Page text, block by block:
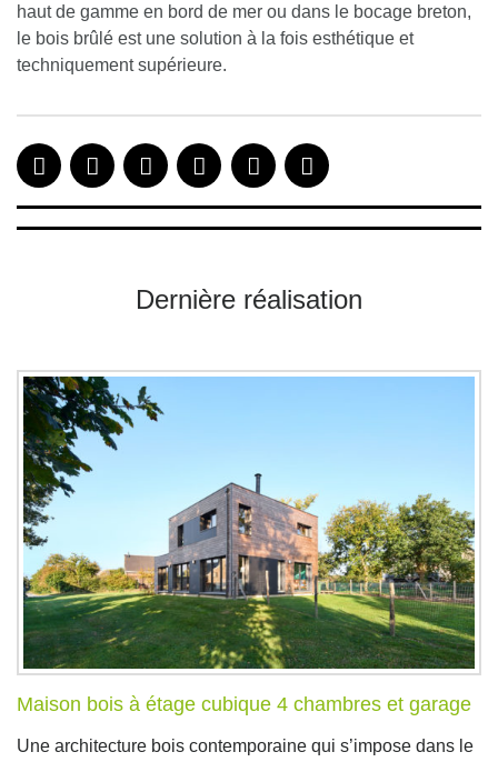
haut de gamme en bord de mer ou dans le bocage breton,
le bois brûlé est une solution à la fois esthétique et
techniquement supérieure.
Dernière réalisation
Maison bois à étage cubique 4 chambres et garage
Une architecture bois contemporaine qui s’impose dans le